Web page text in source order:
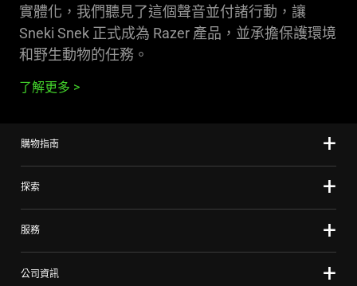
實體化，我們聽見了這個聲音並付諸行動，讓
Sneki Snek 正式成為 Razer 產品，並承擔保護環境
和野生動物的任務。
了解更多
購物指南
探索
服務
公司資訊